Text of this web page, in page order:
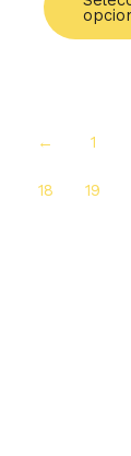
← 1
18 19